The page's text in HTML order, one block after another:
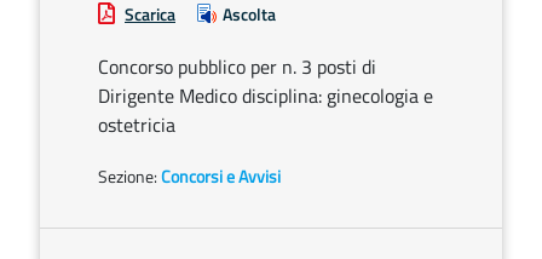
Scarica Ascolta
Concorso pubblico per n. 3 posti di
Dirigente Medico disciplina: ginecologia e
ostetricia
Sezione:Concorsi e Avvisi